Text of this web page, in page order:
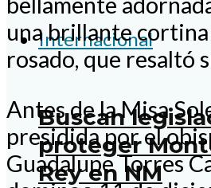
Internacional
Buscan
proteger
Rey en NM
una brillante
rosado, que resaltó
Antes de la Misa
presidida por el
Guadalupe Torres